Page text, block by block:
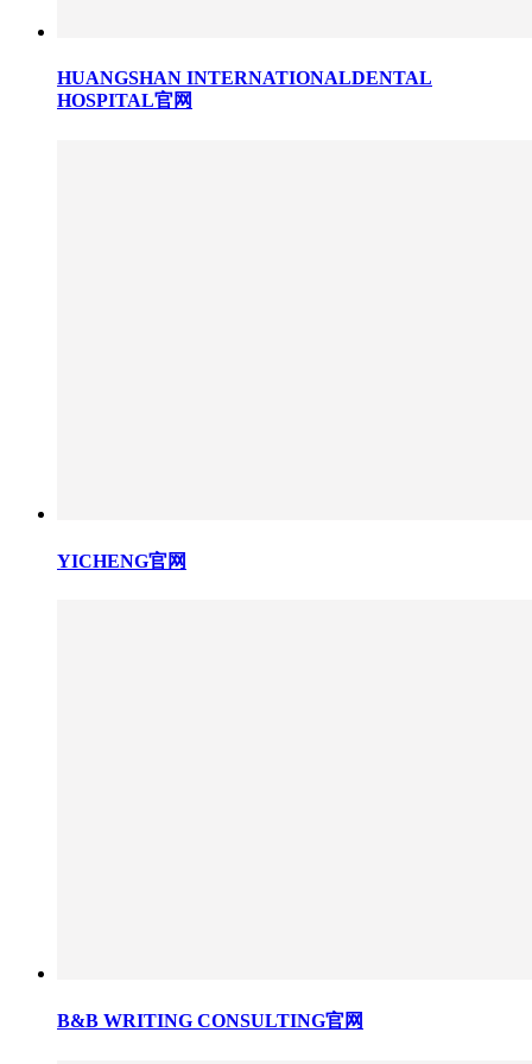
HUANGSHAN INTERNATIONALDENTAL
HOSPITAL官网
YICHENG官网
B&B WRITING CONSULTING官网